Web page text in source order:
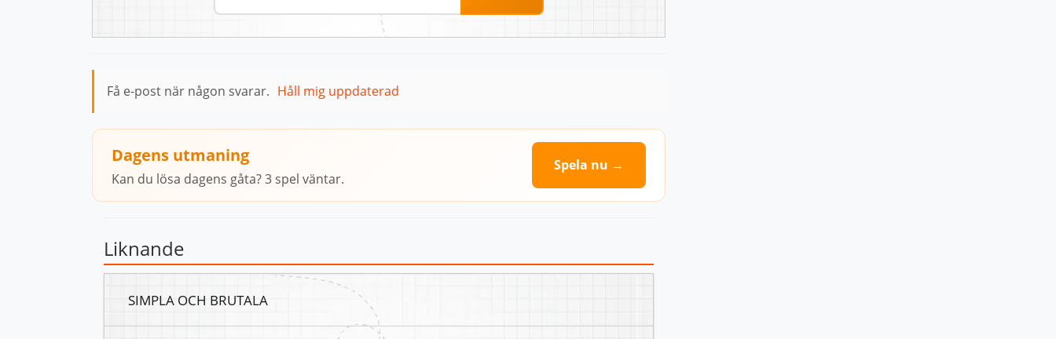
Få e-post när någon svarar. Håll mig uppdaterad
Dagens utmaning
Kan du lösa dagens gåta? 3 spel väntar.
Spela nu →
Liknande
SIMPLA OCH BRUTALA